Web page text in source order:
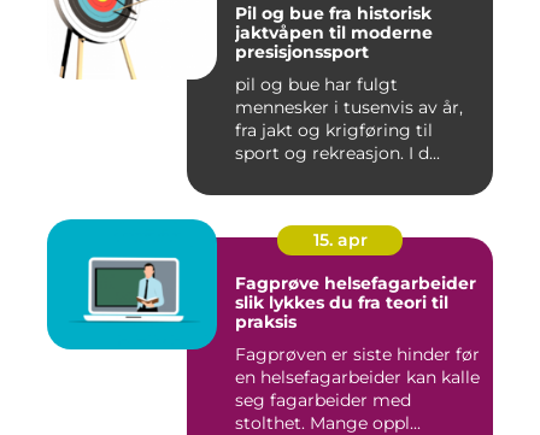
Pil og bue fra historisk
jaktvåpen til moderne
presisjonssport
pil og bue har fulgt
mennesker i tusenvis av år,
fra jakt og krigføring til
sport og rekreasjon. I d...
15. apr
Fagprøve helsefagarbeider
slik lykkes du fra teori til
praksis
Fagprøven er siste hinder før
en helsefagarbeider kan kalle
seg fagarbeider med
stolthet. Mange oppl...